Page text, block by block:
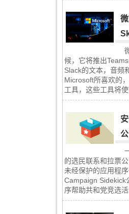
候，它将推出
Slack的文本，音频
Microsoft所喜欢的
工具，这些工具将
的选民联系和拉票
未经保护的应用程
Campaign Sidekick
序帮助共和党竞选